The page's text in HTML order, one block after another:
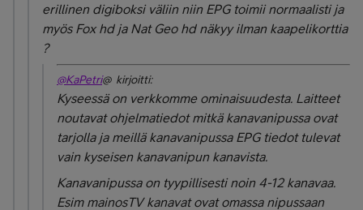
erillinen digiboksi väliin niin EPG toimii normaalisti ja
myös Fox hd ja Nat Geo hd näkyy ilman kaapelikorttia
?
@KaPetri@ kirjoitti:
Kyseessä on verkkomme ominaisuudesta. Laitteet
noutavat ohjelmatiedot mitkä kanavanipussa ovat
tarjolla ja meillä kanavanipussa EPG tiedot tulevat
vain kyseisen kanavanipun kanavista.
Kanavanipussa on tyypillisesti noin 4-12 kanavaa.
Esim mainosTV kanavat ovat omassa nipussaan